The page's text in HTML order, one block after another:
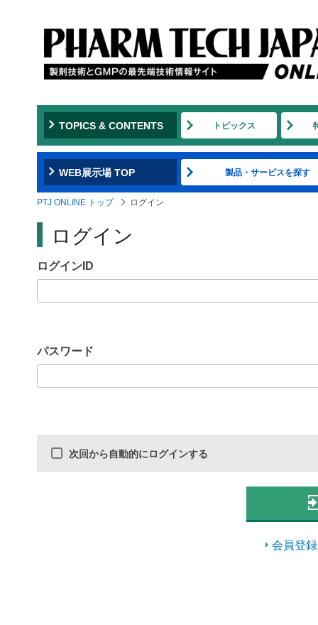
to
navigation
TOPICS & CONTENTS トピックス
WEB展示場 TOP 製品・サービスを探す
PTJ ONLINE トップ ログイン
ログイン
ログインID
パスワード
次回から自動的にログインする
会員登